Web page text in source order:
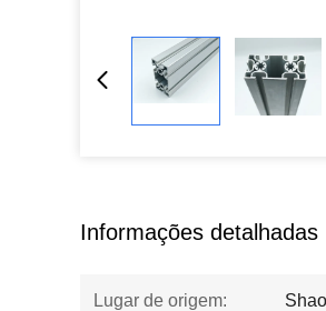
Informações detalhadas
Lugar de origem: